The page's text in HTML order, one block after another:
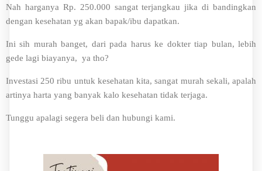
Nah harganya Rp. 250.000 sangat terjangkau jika di bandingkan
dengan kesehatan yg akan bapak/ibu dapatkan.
Ini sih murah banget, dari pada harus ke dokter tiap bulan, lebih
gede lagi biayanya, ya tho?
Investasi 250 ribu untuk kesehatan kita, sangat murah sekali, apalah
artinya harta yang banyak kalo kesehatan tidak terjaga.
Tunggu apalagi segera beli dan hubungi kami.